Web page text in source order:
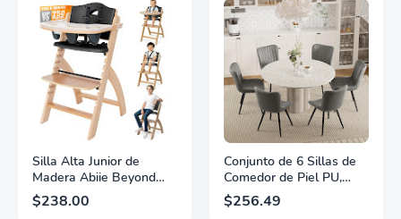
Silla Alta Junior de
Madera Abiie Beyond
para Bebés y Niños
Pequeños - Silla Alta
$238.00
Conjunto de 6 Sillas de
Comedor de Piel PU,
Sillas Modernas Armless
Acampañadas y
$256.49